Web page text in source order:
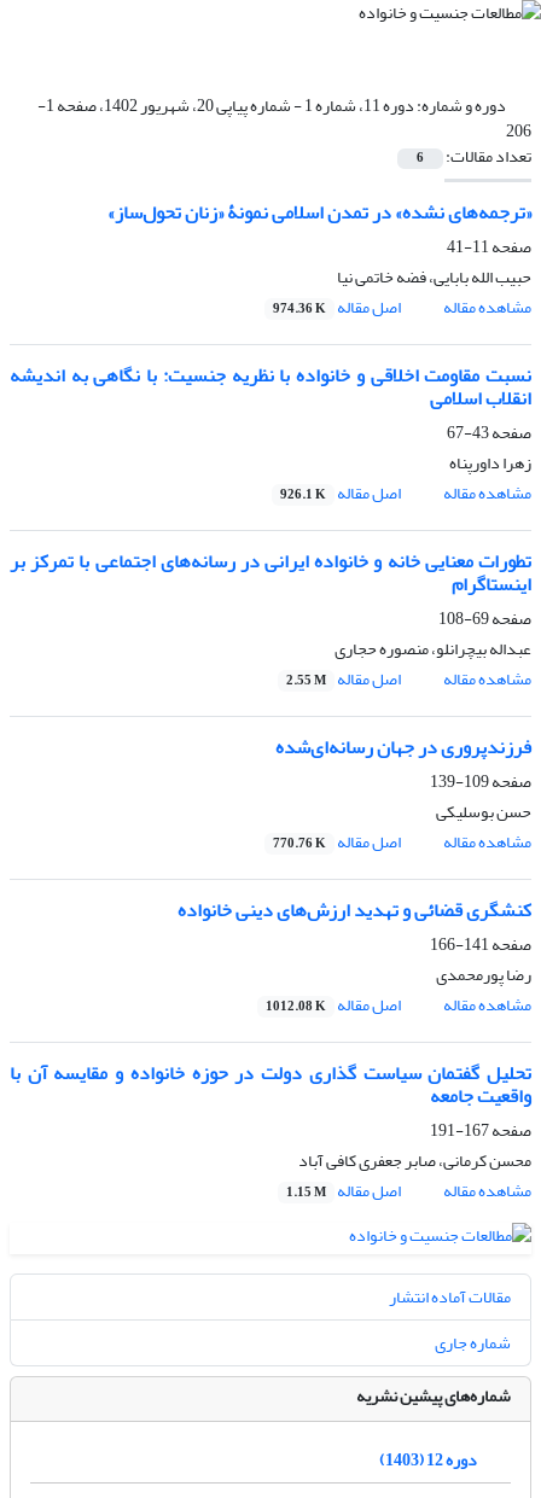
دوره و شماره: دوره 11، شماره 1 - شماره پیاپی 20، شهریور 1402، صفحه 1-
206
تعداد مقالات: 6
«ترجمه‌های نشده» در تمدن اسلامی نمونۀ «زنان تحول‌ساز»
صفحه11-41
حبیب الله بابایی، فضه خاتمی نیا
مشاهده مقاله
اصل مقاله 974.36 K
نسبت مقاومت اخلاقی و خانواده با نظریه جنسیت: با نگاهی به اندیشه
انقلاب اسلامی
صفحه43-67
زهرا داورپناه
مشاهده مقاله
اصل مقاله 926.1 K
تطورات معنایی خانه و خانواده ایرانی در رسانه‌های اجتماعی با تمرکز بر
اینستاگرام
صفحه69-108
عبداله بیچرانلو، منصوره حجاری
مشاهده مقاله
اصل مقاله 2.55 M
فرزندپروری در جهان رسانه‌ای‌شده
صفحه109-139
حسن بوسلیکی
مشاهده مقاله
اصل مقاله 770.76 K
کنشگری قضائی و تهدید ارزش‌های دینی خانواده
صفحه141-166
رضا پورمحمدی
مشاهده مقاله
اصل مقاله 1012.08 K
تحلیل گفتمان سیاست گذاری دولت در حوزه خانواده و مقایسه آن با
واقعیت جامعه
صفحه167-191
محسن کرمانی، صابر جعفری کافی آباد
مشاهده مقاله
اصل مقاله 1.15 M
مقالات آماده انتشار
شماره جاری
شماره‌های پیشین نشریه
دوره 12 (1403)